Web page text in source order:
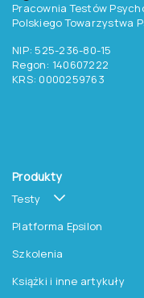
Pracownia Testów
Polskiego Towarzystwa
NIP: 525-236-80-15
Regon: 140607222
KRS: 0000259763
Produkty
Testy
Platforma Epsilon
Szkolenia
Książki i inne artykuły